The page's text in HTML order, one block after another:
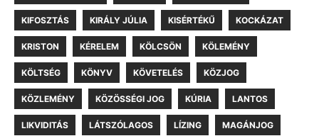
KIFOSZTÁS KIRÁLY JÚLIA KISÉRTÉKŰ KOCKÁZAT
KRISTON KÉRELEM KÖLCSÖN KÖLEMÉNY
KÖLTSÉG KÖNYV KÖVETELÉS KÖZJOG
KÖZLEMÉNY KÖZÖSSÉGI JOG KÚRIA LANTOS
LIKVIDITÁS LÁTSZÓLAGOS LÍZING MAGÁNJOG